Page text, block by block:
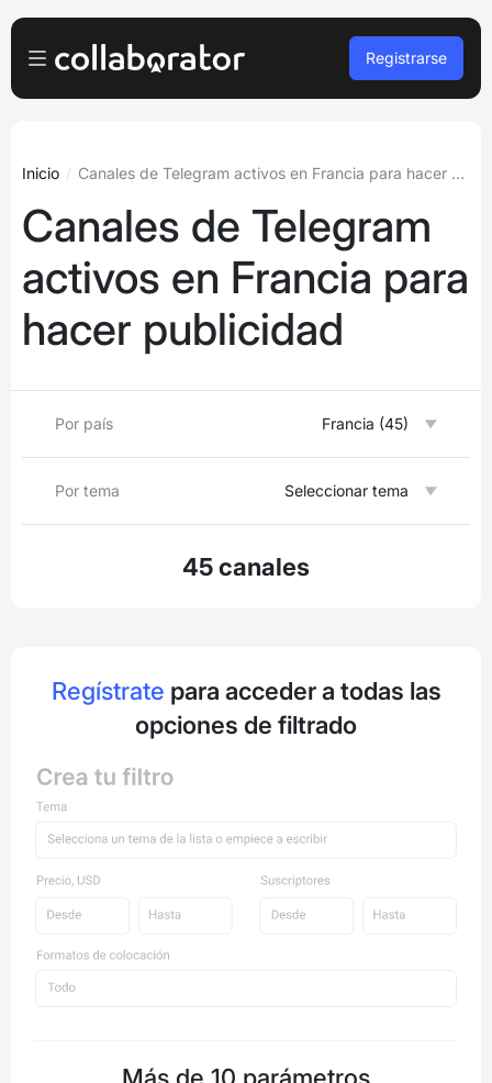
Propietario de la plataforma
A agencias
Podcasts y seminarios web
Blog
Iniciar sesión
Registro gratuito
Registrarse
Inicio Canales de Telegram activos en Francia para hacer publicidad
Canales de Telegram
activos en Francia para
hacer publicidad
Por país Francia (45)
Por tema Seleccionar tema
45 canales
Regístrate para acceder a todas las
opciones de filtrado